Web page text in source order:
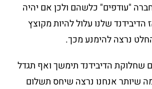
"עודפים" כלשהם ולכן אם יהיה
הדיבידנד שלנו עלול להיות מקוצץ
נרצה להימנע מכך.
שחלוקת הדיבידנד תימשך ואף תגדל
שיותר אנחנו נרצה שיחס תשלום